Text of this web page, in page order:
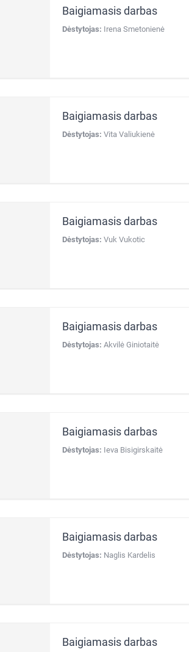
Baigiamasis darbas
Dėstytojas: Irena Smetonienė
Baigiamasis darbas
Dėstytojas: Vita Valiukienė
Baigiamasis darbas
Dėstytojas: Vuk Vukotic
Baigiamasis darbas
Dėstytojas: Akvilė Giniotaitė
Baigiamasis darbas
Dėstytojas: Ieva Bisigirskaitė
Baigiamasis darbas
Dėstytojas: Naglis Kardelis
Baigiamasis darbas